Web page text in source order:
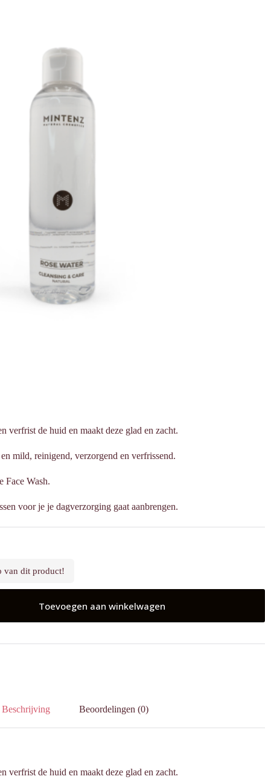
verfrist de huid en maakt deze glad en zacht.
mild, reinigend, verzorgend en verfrissend.
Face Wash.
voor je je dagverzorging gaat aanbrengen.
van dit product!
Toevoegen aan winkelwagen
Beschrijving Beoordelingen (0)
verfrist de huid en maakt deze glad en zacht.